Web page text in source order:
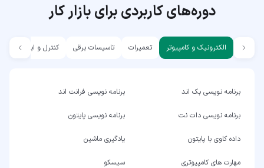
دوره‌های کاربردی برای بازار کار
الکترونیک و کامپیوتر تعمیرات تاسیسات برقی کنترل و ابزار دقیق
برنامه نویسی بک اند برنامه نویسی فرانت اند
برنامه نویسی دات نت برنامه نویسی پایتون
داده کاوی با پایتون یادگیری ماشین
مهارت های کامپیوتری سیسکو